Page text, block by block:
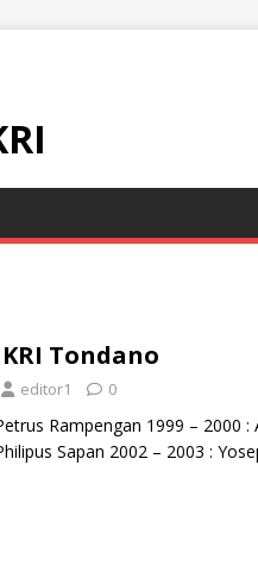
Tondano
editor1 0
Rampengan 1999 – 2000 :
Sapan 2002 – 2003 :